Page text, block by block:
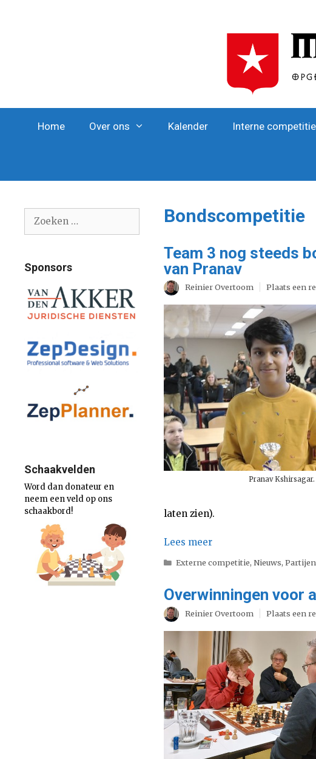
Home Over ons Kalender Interne competitie
Bondscompetitie
Team 3 nog steeds
van Pranav
Reinier Overtoom Plaats een
Pranav Kshirsagar.
laten zien).
Lees meer
Categorieën
Externe competitie,Nieuws,Partijen
Overwinningen voor
Reinier Overtoom Plaats een
naar:
Sponsors
Schaakvelden
Word dan donateur en
neem een veld op ons
schaakbord!